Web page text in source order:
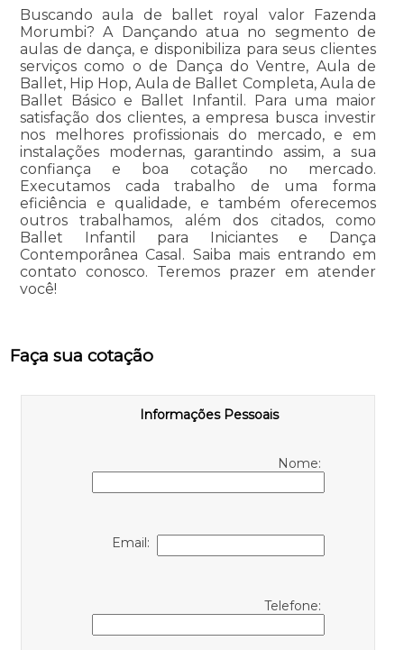
Buscando aula de ballet royal valor Fazenda
Morumbi? A Dançando atua no segmento de
aulas de dança, e disponibiliza para seus clientes
serviços como o de Dança do Ventre, Aula de
Ballet, Hip Hop, Aula de Ballet Completa, Aula de
Ballet Básico e Ballet Infantil. Para uma maior
satisfação dos clientes, a empresa busca investir
nos melhores profissionais do mercado, e em
instalações modernas, garantindo assim, a sua
confiança e boa cotação no mercado.
Executamos cada trabalho de uma forma
eficiência e qualidade, e também oferecemos
outros trabalhamos, além dos citados, como
Ballet Infantil para Iniciantes e Dança
Contemporânea Casal. Saiba mais entrando em
contato conosco. Teremos prazer em atender
você!
Faça sua cotação
Informações Pessoais
Nome:
Email:
Telefone: